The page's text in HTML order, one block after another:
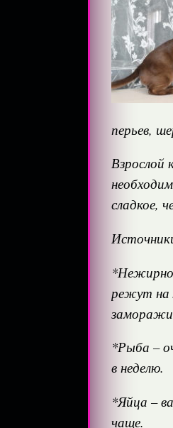
перьев,
Взрослой
сладкое,
режут на
*Рыба –
в неделю.
*Яйца –
чаще.